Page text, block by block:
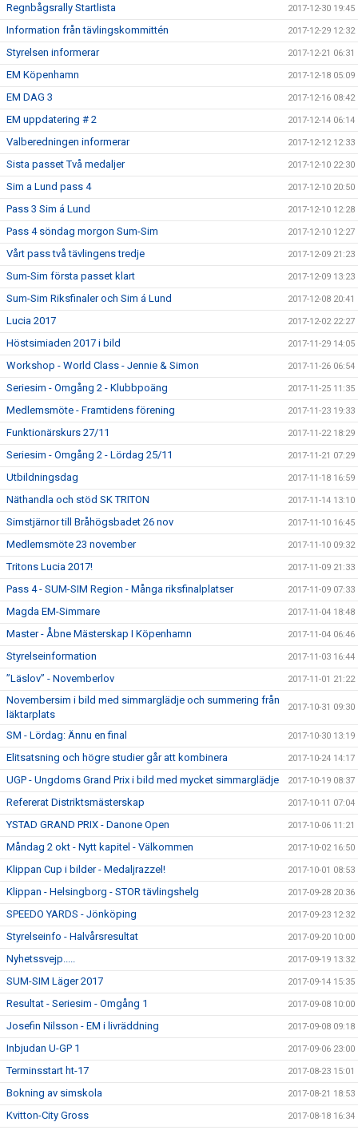
Regnbågsrally Startlista 2017-12-30 19:45
Information från tävlingskommittén 2017-12-29 12:32
Styrelsen informerar 2017-12-21 06:31
EM Köpenhamn 2017-12-18 05:09
EM DAG 3 2017-12-16 08:42
EM uppdatering # 2 2017-12-14 06:14
Valberedningen informerar 2017-12-12 12:33
Sista passet Två medaljer 2017-12-10 22:30
Sim a Lund pass 4 2017-12-10 20:50
Pass 3 Sim á Lund 2017-12-10 12:28
Pass 4 söndag morgon Sum-Sim 2017-12-10 12:27
Vårt pass två tävlingens tredje 2017-12-09 21:23
Sum-Sim första passet klart 2017-12-09 13:23
Sum-Sim Riksfinaler och Sim á Lund 2017-12-08 20:41
Lucia 2017 2017-12-02 22:27
Höstsimiaden 2017 i bild 2017-11-29 14:05
Workshop - World Class - Jennie & Simon 2017-11-26 06:54
Seriesim - Omgång 2 - Klubbpoäng 2017-11-25 11:35
Medlemsmöte - Framtidens förening 2017-11-23 19:33
Funktionärskurs 27/11 2017-11-22 18:29
Seriesim - Omgång 2 - Lördag 25/11 2017-11-21 07:29
Utbildningsdag 2017-11-18 16:59
Näthandla och stöd SK TRITON 2017-11-14 13:10
Simstjärnor till Bråhögsbadet 26 nov 2017-11-10 16:45
Medlemsmöte 23 november 2017-11-10 09:32
Tritons Lucia 2017! 2017-11-09 21:33
Pass 4 - SUM-SIM Region - Många riksfinalplatser 2017-11-09 07:33
Magda EM-Simmare 2017-11-04 18:48
Master - Åbne Mästerskap I Köpenhamn 2017-11-04 06:46
Styrelseinformation 2017-11-03 16:44
”Läslov” - Novemberlov 2017-11-01 21:22
Novembersim i bild med simmarglädje och summering från
läktarplats
2017-10-31 09:30
SM - Lördag: Ännu en final 2017-10-30 13:19
Elitsatsning och högre studier går att kombinera 2017-10-24 14:17
UGP - Ungdoms Grand Prix i bild med mycket simmarglädje 2017-10-19 08:37
Refererat Distriktsmästerskap 2017-10-11 07:04
YSTAD GRAND PRIX - Danone Open 2017-10-06 11:21
Måndag 2 okt - Nytt kapitel - Välkommen 2017-10-02 16:50
Klippan Cup i bilder - Medaljrazzel! 2017-10-01 08:53
Klippan - Helsingborg - STOR tävlingshelg 2017-09-28 20:36
SPEEDO YARDS - Jönköping 2017-09-23 12:32
Styrelseinfo - Halvårsresultat 2017-09-20 10:00
Nyhetssvejp..... 2017-09-19 13:32
SUM-SIM Läger 2017 2017-09-14 15:35
Resultat - Seriesim - Omgång 1 2017-09-08 10:00
Josefin Nilsson - EM i livräddning 2017-09-08 09:18
Inbjudan U-GP 1 2017-09-06 23:00
Terminsstart ht-17 2017-08-23 15:01
Bokning av simskola 2017-08-21 18:53
Kvitton-City Gross 2017-08-18 16:34